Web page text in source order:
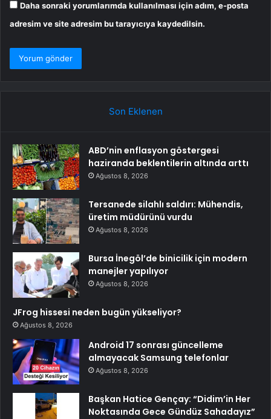
Daha sonraki yorumlarımda kullanılması için adım, e-posta
adresim ve site adresim bu tarayıcıya kaydedilsin.
Son Eklenen
ABD’nin enflasyon göstergesi
haziranda beklentilerin altında arttı
Ağustos 8, 2026
Tersanede silahlı saldırı: Mühendis,
üretim müdürünü vurdu
Ağustos 8, 2026
Bursa İnegöl’de binicilik için modern
manejler yapılıyor
Ağustos 8, 2026
JFrog hissesi neden bugün yükseliyor?
Ağustos 8, 2026
Android 17 sonrası güncelleme
almayacak Samsung telefonlar
Ağustos 8, 2026
Başkan Hatice Gençay: “Didim’in Her
Noktasında Gece Gündüz Sahadayız”